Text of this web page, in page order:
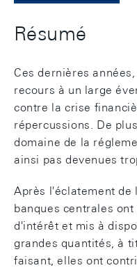
Résumé
Ces dernières
recours à un large
contre la crise
répercussions. De
domaine de la
ainsi pas devenues
Après l'éclatement de
banques centrales
d'intérêt et mis à
grandes quantités, à
faisant, elles ont